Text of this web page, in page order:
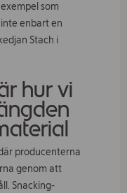
som
enbart en
Stach i
hur vi
producenterna
genom att
Snacking-